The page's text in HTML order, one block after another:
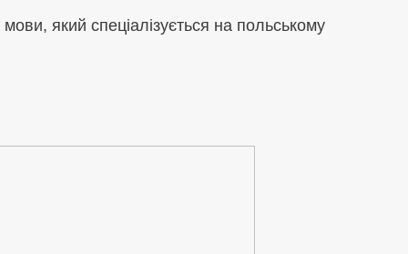
який спеціалізується на польському